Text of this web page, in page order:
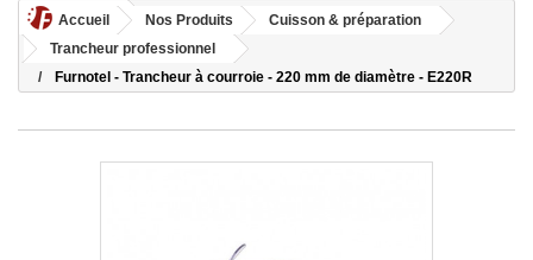
Accueil Nos Produits
Cuisson & préparation
Trancheur professionnel
Furnotel - Trancheur à courroie - 220 mm de diamètre - E220R